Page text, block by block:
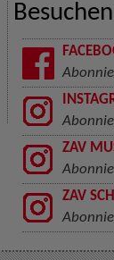
ZAV
ZAV